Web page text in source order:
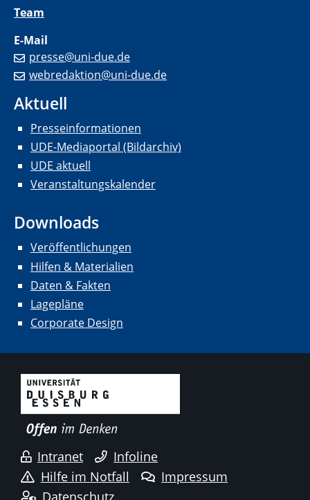
Team
E-Mail
presse@uni-due.de
webredaktion@uni-due.de
Aktuell
Presseinformationen
UDE-Mediaportal (Bildarchiv)
UDE aktuell
Veranstaltungskalender
Downloads
Veröffentlichungen
Hilfen & Materialien
Daten & Fakten
Lagepläne
Corporate Design
Intranet
Infoline
Hilfe im Notfall
Impressum
Datenschutz